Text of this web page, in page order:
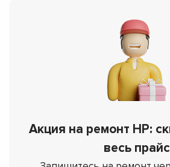
Акция на ремонт HP:
весь